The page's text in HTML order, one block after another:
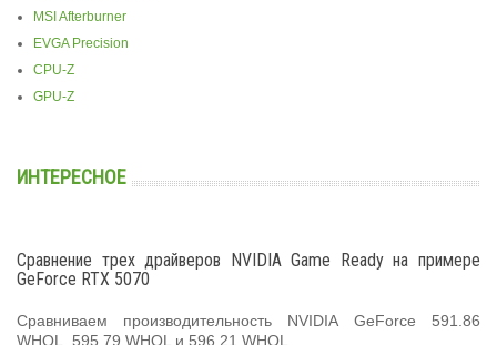
MSI Afterburner
EVGA Precision
CPU-Z
GPU-Z
ИНТЕРЕСНОЕ
Сравнение трех драйверов NVIDIA Game Ready на примере
GeForce RTX 5070
Сравниваем производительность NVIDIA GeForce 591.86
WHQL, 595.79 WHQL и 596.21 WHQL